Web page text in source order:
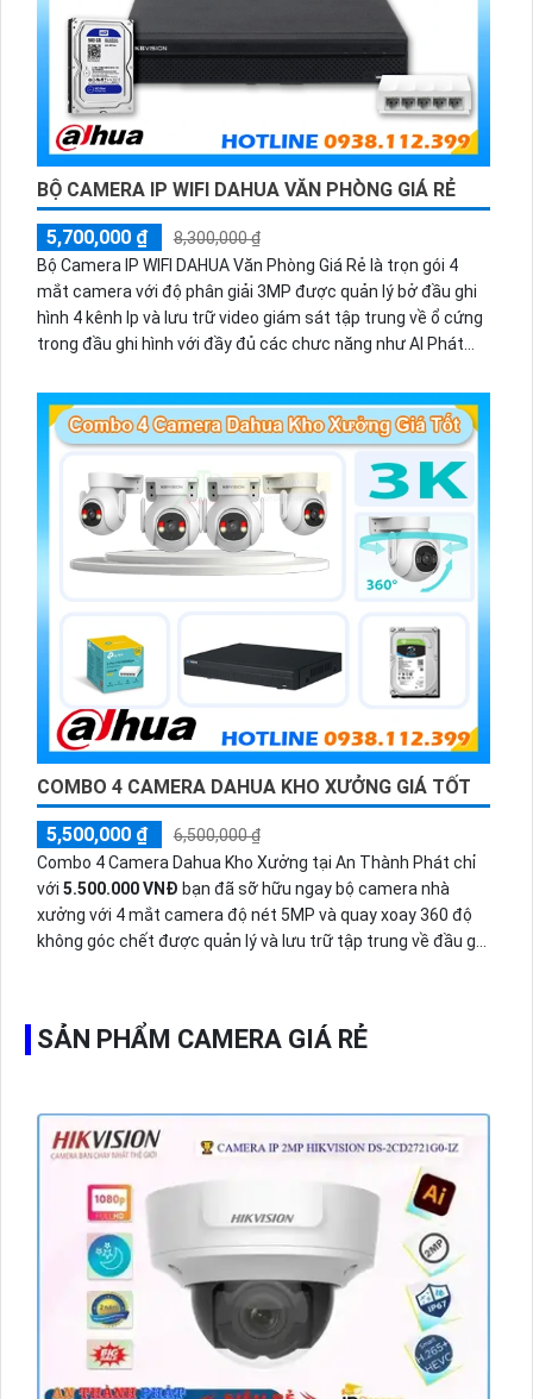
BỘ CAMERA IP WIFI DAHUA VĂN PHÒNG GIÁ RẺ
5,700,000 ₫
8,300,000 ₫
Bộ Camera IP WIFI DAHUA Văn Phòng Giá Rẻ là trọn gói 4
mắt camera với độ phân giải 3MP được quản lý bở đầu ghi
hình 4 kênh Ip và lưu trữ video giám sát tập trung về ổ cứng
trong đầu ghi hình với đầy đủ các chưc năng như AI Phát
có màu vào ban đêm
COMBO 4 CAMERA DAHUA KHO XƯỞNG GIÁ TỐT
5,500,000 ₫
6,500,000 ₫
Combo 4 Camera Dahua Kho Xưởng tại An Thành Phát chỉ
với 5.500.000 VNĐ bạn đã sỡ hữu ngay bộ camera nhà
xưởng với 4 mắt camera độ nét 5MP và quay xoay 360 độ
không góc chết được quản lý và lưu trữ tập trung về đầu ghi
SẢN PHẨM CAMERA GIÁ RẺ